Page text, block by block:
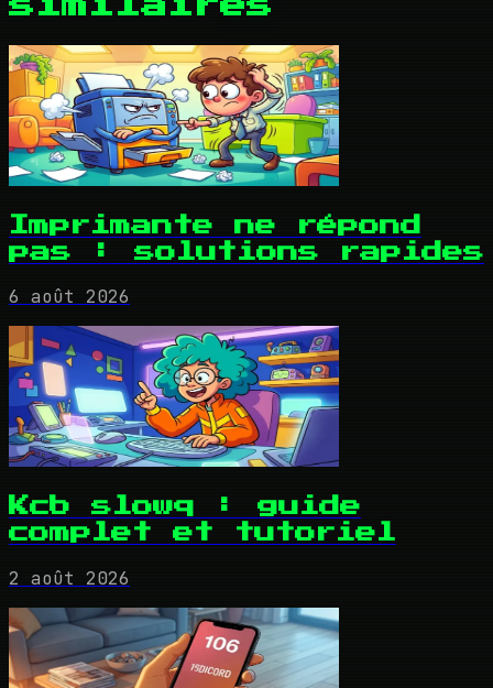
similaires
Imprimante ne répond
pas : solutions rapides
6 août 2026
Kcb slowq : guide
complet et tutoriel
2 août 2026